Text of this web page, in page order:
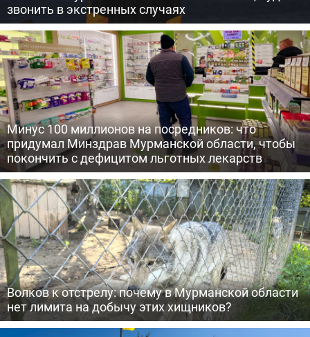
звонить в экстренных случаях
Минус 100 миллионов на посредников: что
придумал Минздрав Мурманской области, чтобы
покончить с дефицитом льготных лекарств
Волков к отстрелу: почему в Мурманской области
нет лимита на добычу этих хищников?